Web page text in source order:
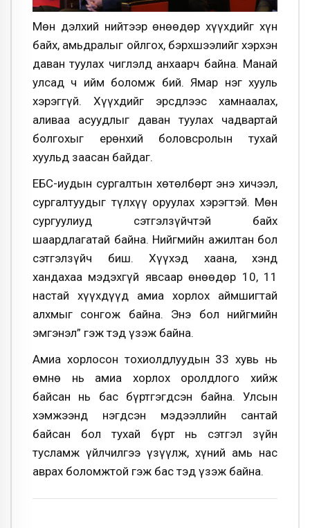
Мөн дэлхий нийтээр өнөөдөр хүүхдийг хүн
байх, амьдралыг ойлгох, бэрхшээлийг хэрхэн
даван туулах чиглэлд анхаарч байна. Манай
улсад ч ийм боломж бий. Ямар нэг хууль
хэрэггүй. Хүүхдийг эрсдлээс хамнаалах,
аливаа асуудлыг даван туулах чадвартай
болгохыг ерөнхий боловсролын тухай
хуульд заасан байдаг.
ЕБС-иудын сургалтын хөтөлбөрт энэ хичээл,
сургалтуудыг түлхүү оруулах хэрэгтэй. Мөн
сургуулиуд сэтгэлзүйчтэй байх
шаардлагатай байна. Нийгмийн ажилтан бол
сэтгэлзүйч биш. Хүүхэд хаана, хэнд
хандахаа мэдэхгүй явсаар өнөөдөр 10, 11
настай хүүхдүүд амиа хорлох аймшигтай
алхмыг сонгож байна. Энэ бол нийгмийн
эмгэнэл” гэж тэд үзэж байна.
Амиа хорлосон тохиолдлуудын 33 хувь нь
өмнө нь амиа хорлох оролдлого хийж
байсан нь бас бүртгэгдсэн байна. Улсын
хэмжээнд нэгдсэн мэдээллийн сантай
байсан бол тухай бүрт нь сэтгэл зүйн
тусламж үйлчилгээ үзүүлж, хүний амь нас
аврах боломжтой гэж бас тэд үзэж байна.